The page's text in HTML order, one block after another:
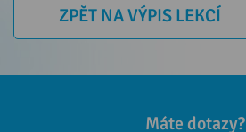
ZPĚT NA VÝPIS LEKCÍ
Máte dotazy?